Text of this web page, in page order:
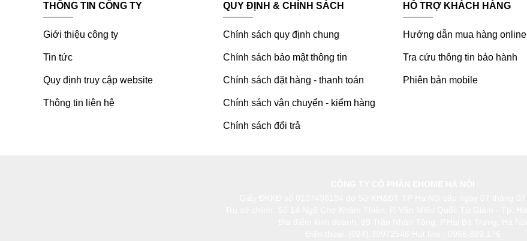
THÔNG TIN CÔNG TY
Giới thiệu công ty
Tin tức
Quy định truy cập website
Thông tin liên hệ
QUY ĐỊNH & CHÍNH SÁCH
Chính sách quy định chung
Chính sách bảo mật thông tin
Chính sách đặt hàng - thanh toán
Chính sách vận chuyển - kiểm hàng
Chính sách đổi trả
HỖ TRỢ KHÁCH HÀNG
Hướng dẫn mua hàng online
Tra cứu thông tin bảo hành
Phiên bản mobile